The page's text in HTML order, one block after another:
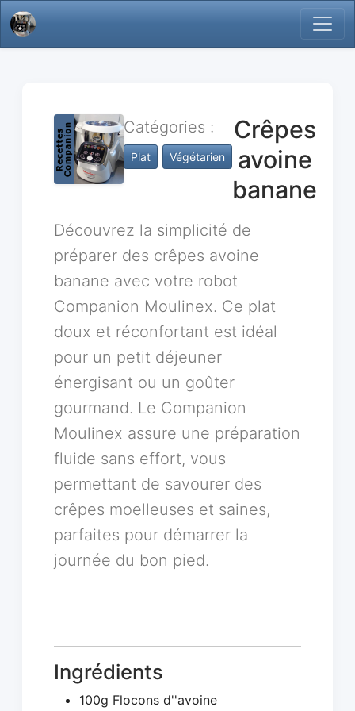
Catégories :
Plat Végétarien
Crêpes
avoine
banane
Découvrez la simplicité de
préparer des crêpes avoine
banane avec votre robot
Companion Moulinex. Ce plat
doux et réconfortant est idéal
pour un petit déjeuner
énergisant ou un goûter
gourmand. Le Companion
Moulinex assure une préparation
fluide sans effort, vous
permettant de savourer des
crêpes moelleuses et saines,
parfaites pour démarrer la
journée du bon pied.
Ingrédients
100g Flocons d''avoine